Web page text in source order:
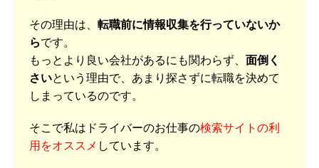
その理由は、 転職前に情報収集を行っていないか
らです。
もっとより良い会社があるにも関わらず、 面倒く
さいという理由で、あまり探さずに転職を決めて
しまっているのです。
そこで私はドライバーのお仕事の検索サイトの利
用をオススメ しています。